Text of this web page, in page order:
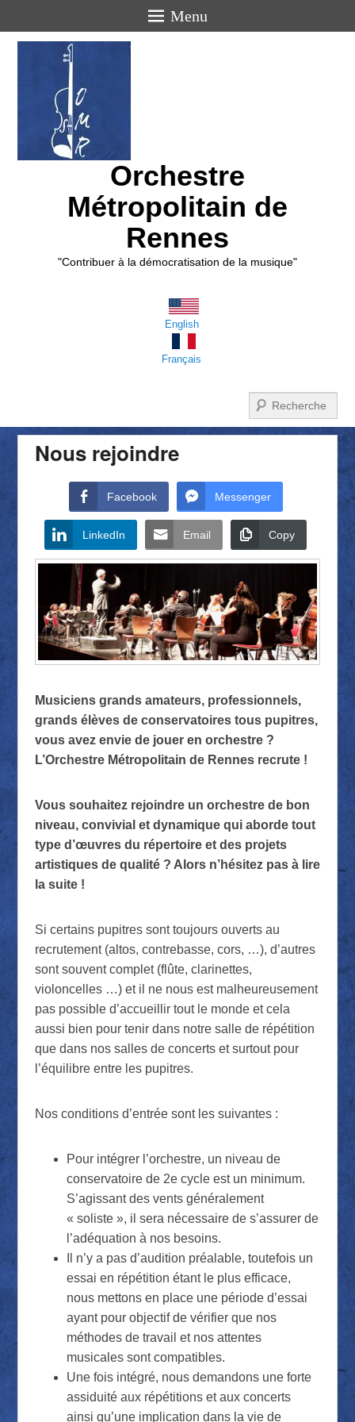
Menu
Orchestre
Métropolitain de
Rennes
"Contribuer à la démocratisation de la musique"
English
Français
Nous rejoindre
Facebook Messenger
LinkedIn Email Copy
Musiciens grands amateurs, professionnels,
grands élèves de conservatoires tous pupitres,
vous avez envie de jouer en orchestre ?
L’Orchestre Métropolitain de Rennes recrute !
Vous souhaitez rejoindre un orchestre de bon
niveau, convivial et dynamique qui aborde tout
type d’œuvres du répertoire et des projets
artistiques de qualité ? Alors n’hésitez pas à lire
la suite !
Si certains pupitres sont toujours ouverts au
recrutement (altos, contrebasse, cors, …), d’autres
sont souvent complet (flûte, clarinettes,
violoncelles …) et il ne nous est malheureusement
pas possible d’accueillir tout le monde et cela
aussi bien pour tenir dans notre salle de répétition
que dans nos salles de concerts et surtout pour
l’équilibre entre les pupitres.
Nos conditions d’entrée sont les suivantes :
Pour intégrer l’orchestre, un niveau de
conservatoire de 2e cycle est un minimum.
S’agissant des vents généralement
« soliste », il sera nécessaire de s’assurer de
l’adéquation à nos besoins.
Il n’y a pas d’audition préalable, toutefois un
essai en répétition étant le plus efficace,
nous mettons en place une période d’essai
ayant pour objectif de vérifier que nos
méthodes de travail et nos attentes
musicales sont compatibles.
Une fois intégré, nous demandons une forte
assiduité aux répétitions et aux concerts
ainsi qu’une implication dans la vie de